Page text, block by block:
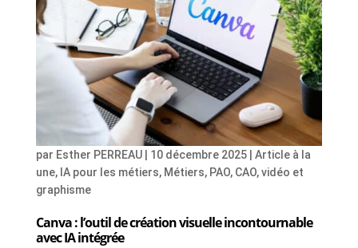
Canva : l’outil de création visuelle incontournable
avec IA intégrée
par Esther PERREAU| 10 décembre 2025| Article à la
une, IA pour les métiers, Métiers, PAO, CAO, vidéo et
graphisme